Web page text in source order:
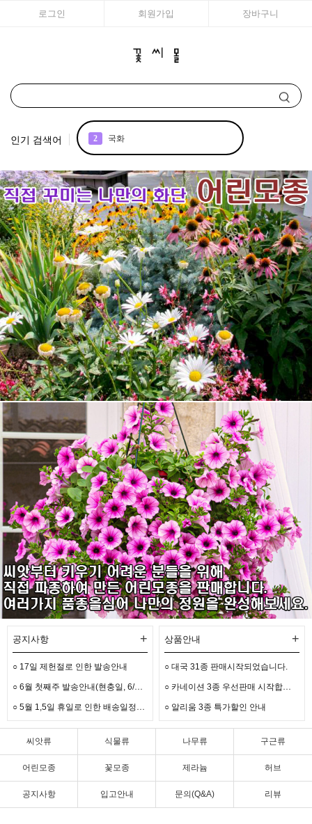
로그인 회원가입 장바구니
인기 검색어 2 국화
3 아이비
4 매발톱
5 채송화
6 백합
7 시계초
8 플록스
9 리갈
장미
1 제라늄
공지사항 +
○ 17일 제헌절로 인한 발송안내
○
6월 첫째주 발송안내(현충일, 6/3선거)
○
5월 1,5일 휴일로 인한 배송일정안내입니다.
상품안내 +
○ 대국 31종 판매시작되었습니다.
○
카네이션 3종 우선판매 시작합니다.
○ 알리움 3종 특가할인 안내
씨앗류 식물류 나무류 구근류
어린모종 꽃모종 제라늄 허브
공지사항 입고안내 문의(Q&A) 리뷰